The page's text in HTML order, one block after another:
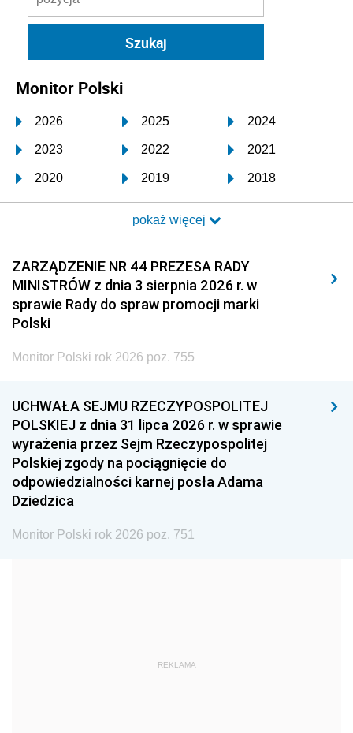
Monitor Polski
2026 2025 2024
2023 2022 2021
2020 2019 2018
2017 2016 2015
2014 2013 2012
2011 2010 2009
2008 2007 2006
2005
1996 1995 1994
1993 1992 1991
1990 1989
1987 1986 1985
1968
pokaż więcej
ZARZĄDZENIE NR 44 PREZESA RADY
MINISTRÓW z dnia 3 sierpnia 2026 r. w
sprawie Rady do spraw promocji marki
Polski
Monitor Polski rok 2026 poz. 755
UCHWAŁA SEJMU RZECZYPOSPOLITEJ
POLSKIEJ z dnia 31 lipca 2026 r. w sprawie
wyrażenia przez Sejm Rzeczypospolitej
Polskiej zgody na pociągnięcie do
odpowiedzialności karnej posła Adama
Dziedzica
Monitor Polski rok 2026 poz. 751
REKLAMA